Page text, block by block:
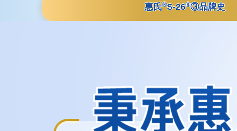
惠氏®S-26®③品牌史